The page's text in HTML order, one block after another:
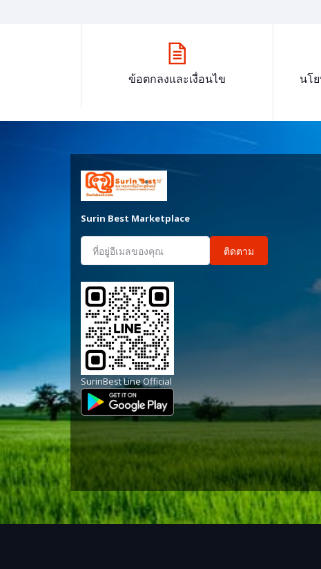
ข้อตกลงและเงื่อนไข
นโ
Surin Best Marketplace
ติดตาม
SurinBest Line Official